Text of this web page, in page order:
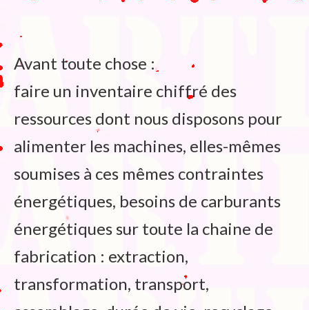
Avant toute chose :
faire un inventaire chiffré des
ressources dont nous disposons pour
alimenter les machines, elles-mêmes
soumises à ces mêmes contraintes
énergétiques, besoins de carburants
énergétiques sur toute la chaine de
fabrication : extraction,
transformation, transport,